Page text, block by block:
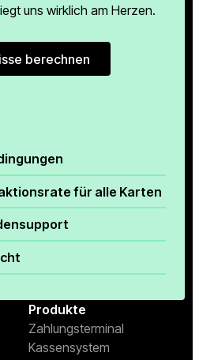
uns wirklich am Herzen.
Ersparnisse berechnen
berechnen
für alle Karten
Produkte
Zahlungsterminal
Kassensystem